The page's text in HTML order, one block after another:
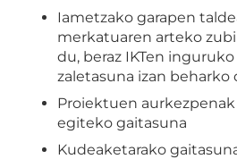
Iametzako garapen
merkatuaren arteko
du, beraz IKTen
zaletasuna izan beharko
Proiektuen
egiteko gaitasuna
Kudeaketarako